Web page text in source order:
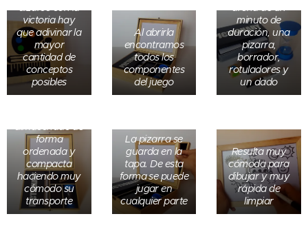
alzarse con la
victoria hay
que adivinar la
mayor
cantidad de
conceptos
posibles
Al abrirla
encontramos
todos los
componentes
del juego
arena de un
minuto de
duración, una
pizarra,
borrador,
rotuladores y
un dado
forma
ordenada y
compacta
haciendo muy
cómodo su
transporte
La pizarra se
guarda en la
tapa. De esta
forma se puede
jugar en
cualquier parte
Resulta muy
cómoda para
dibujar y muy
rápida de
limpiar
En el frontal de
las tarjetas
están los
conceptos a
dibujar y en el